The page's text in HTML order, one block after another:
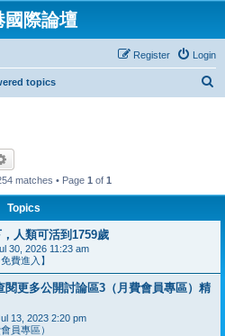
國際論壇
Login
Register
topics
matches • Page 1 of 1
Topics
人類可活到1759歲
30, 2026 11:23 am
費進入】
閱更多公開討論區3（月費會員專區）精
13, 2023 2:20 pm
員專區）